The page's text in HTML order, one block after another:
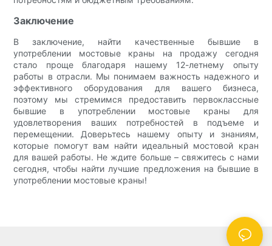
Заключение
В заключение, найти качественные бывшие в
употреблении мостовые краны на продажу сегодня
стало проще благодаря нашему 12-летнему опыту
работы в отрасли. Мы понимаем важность надежного и
эффективного оборудования для вашего бизнеса,
поэтому мы стремимся предоставить первоклассные
бывшие в употреблении мостовые краны для
удовлетворения ваших потребностей в подъеме и
перемещении. Доверьтесь нашему опыту и знаниям,
которые помогут вам найти идеальный мостовой кран
для вашей работы. Не ждите больше – свяжитесь с нами
сегодня, чтобы найти лучшие предложения на бывшие в
употреблении мостовые краны!